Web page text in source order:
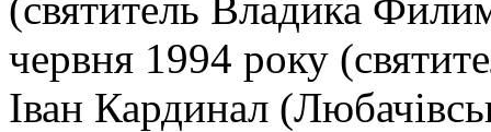
червня 1994 року
Іван Кардинал